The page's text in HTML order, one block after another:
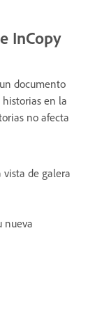
InCopy
documento
en la
no afecta
vista de galera
nueva